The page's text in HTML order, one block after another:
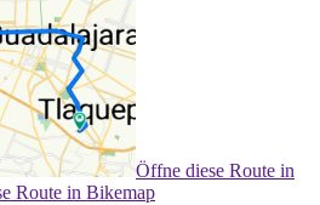
Öffne diese Route in
Route in Bikemap